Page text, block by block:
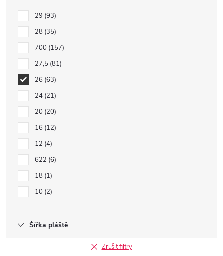
29 93
28 35
700 157
27,5 81
26 63
24 21
20 20
16 12
12 4
622 6
18 1
10 2
Šířka pláště
Zrušit filtry